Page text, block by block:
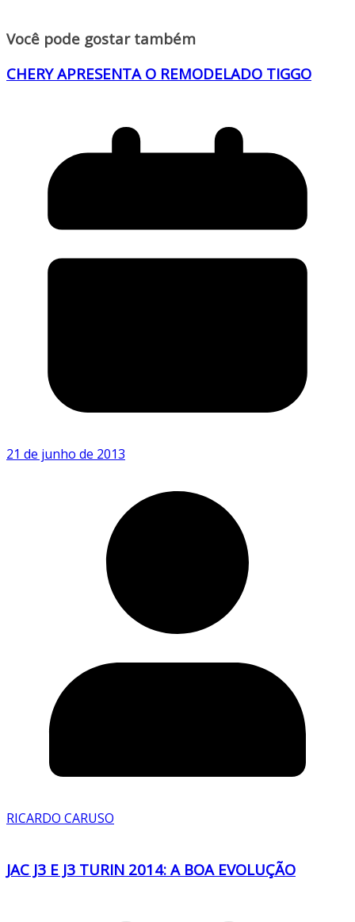
Você pode gostar também
CHERY APRESENTA O REMODELADO TIGGO
21 de junho de 2013
RICARDO CARUSO
JAC J3 E J3 TURIN 2014: A BOA EVOLUÇÃO